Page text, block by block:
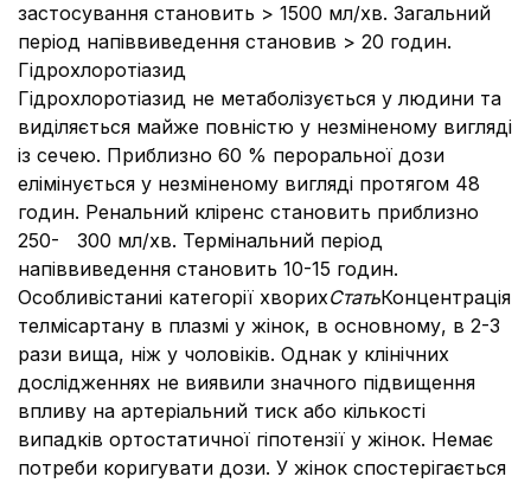
застосування становить > 1500 мл/хв. Загальний
період напіввиведення становив > 20 годин.
Гідрохлоротіазид
Гідрохлоротіазид не метаболізується у людини та
виділяється майже повністю у незміненому вигляді
із сечею. Приблизно 60 % пероральної дози
елімінується у незміненому вигляді протягом 48
годин. Ренальний кліренс становить приблизно
250- 300 мл/хв. Термінальний період
напіввиведення становить 10-15 годин.
Особливістаниі категорії хворихСтатьКонцентрація
телміcартану в плазмі у жінок, в основному, в 2-3
рази вища, ніж у чоловіків. Однак у клінічних
дослідженнях не виявили значного підвищення
впливу на артеріальний тиск або кількості
випадків ортостатичної гіпотензії у жінок. Немає
потреби коригувати дози. У жінок спостерігається